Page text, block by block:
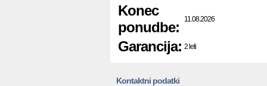
Konec
ponudbe:
11.08.2026
Garancija: 2 leti
Kontaktni podatki